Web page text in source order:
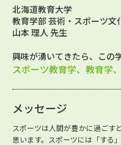
北海道教育大学
教育学部 芸術・スポーツ文
山本 理人 先生
興味が湧いてきたら、この
スポーツ教育学、教育学
メッセージ
スポーツは人間が豊かに過ごす
思います。スポーツには「する